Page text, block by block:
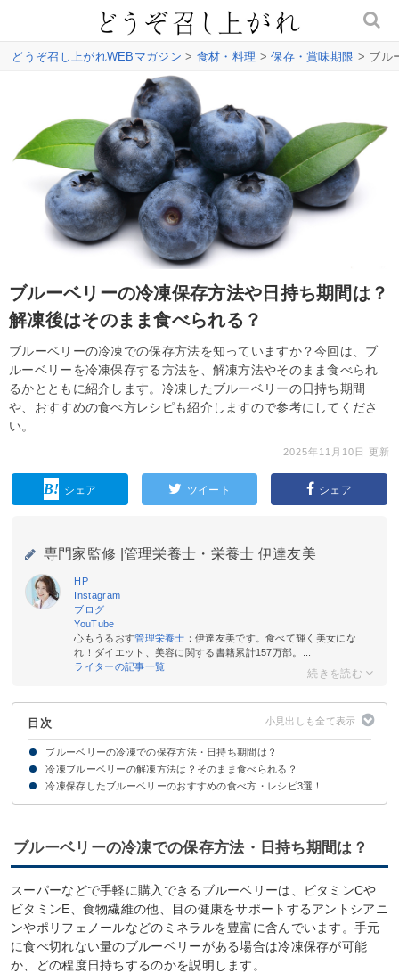
どうぞ召し上がれWEBマガジン > 食材・料理 >保存・賞味期限 > ブル
ブルーベリーの冷凍保存方法や日持ち期間は？
解凍後はそのまま食べられる？
ブルーベリーの冷凍での保存方法を知っていますか？今回は、ブ
ルーベリーを冷凍保存する方法を、解凍方法やそのまま食べられ
るかとともに紹介します。冷凍したブルーベリーの日持ち期間
や、おすすめの食べ方レシピも紹介しますので参考にしてくださ
い。
2025年11月10日 更新
シェア ツイート シェア
専門家監修 | 管理栄養士・栄養士 伊達友美
HP
Instagram
ブログ
YouTube
心もうるおす管理栄養士 ：伊達友美です。食べて輝く美女にな
れ！ダイエット、美容に関する書籍累計157万部。...
ライターの記事一覧
目次
ブルーベリーの冷凍での保存方法・日持ち期間は？
ブルーベリーの冷凍での保存方法
冷凍したブルーベリーは6ヶ月ほど日持ちする
冷凍ブルーベリーの解凍方法は？そのまま食べられる？
①そのまま食べる【おすすめ】
②冷蔵庫で自然解凍する
冷凍保存したブルーベリーのおすすめの食べ方・レシピ3選！
①ブルーベリージャム
②ブルーベリースムージー
③ブルーベリーマフィン
ブルーベリーの冷凍での保存方法・日持ち期間は？
スーパーなどで手軽に購入できるブルーベリーは、ビタミンCや
ビタミンE、食物繊維の他、目の健康をサポートするアントシアニ
ンやポリフェノールなどのミネラルを豊富に含んでいます。手元
に食べ切れない量のブルーベリーがある場合は冷凍保存が可能
か、どの程度日持ちするのかを説明します。